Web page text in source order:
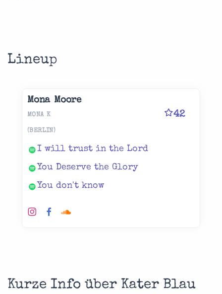
Lineup
Mona Moore
42
MONA K
(BERLIN)
I will trust in the Lord
You Deserve the Glory
You don't know
Kurze Info über Kater Blau